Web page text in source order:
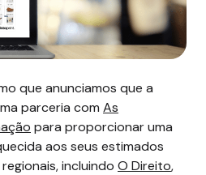
que anunciamos que a
parceria com As
para proporcionar uma
aos seus estimados
incluindo O Direito,